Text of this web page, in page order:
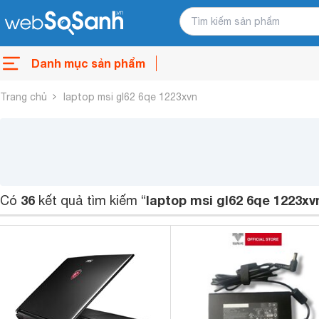
Danh mục sản phẩm
Trang chủ laptop msi gl62 6qe 1223xvn
Có 36 kết quả tìm kiếm “laptop msi gl62 6qe